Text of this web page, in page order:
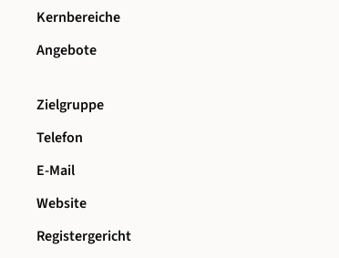
Kernbereiche
Angebote
Zielgruppe
Telefon
E-Mail
Website
Registergericht